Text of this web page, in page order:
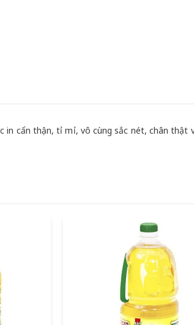
in cẩn thận, tỉ mỉ, vô cùng sắc nét, chân thật